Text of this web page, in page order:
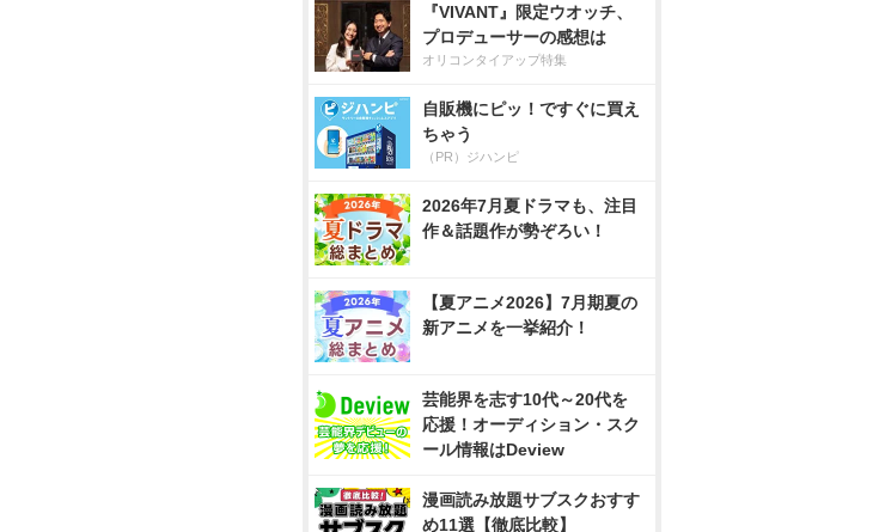
『VIVANT』限定ウオッチ、
プロデューサーの感想は
オリコンタイアップ特集
自販機にピッ！ですぐに買え
ちゃう
（PR）ジハンピ
2026年7月夏ドラマも、注目
作＆話題作が勢ぞろい！
【夏アニメ2026】7月期夏の
新アニメを一挙紹介！
芸能界を志す10代～20代を
応援！オーディション・スク
ール情報はDeview
漫画読み放題サブスクおすす
め11選【徹底比較】